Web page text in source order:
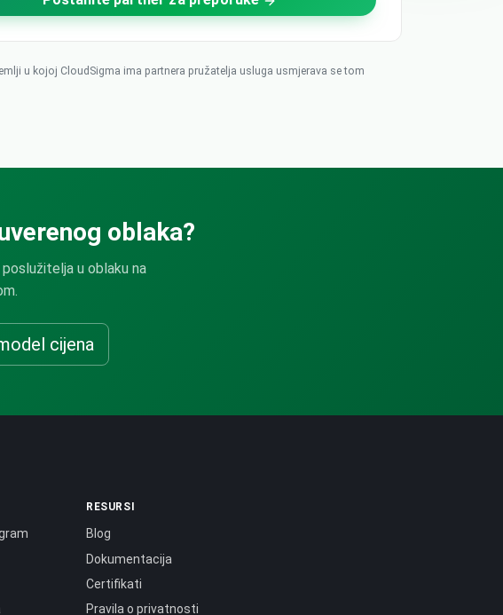
u kojoj CloudSigma ima partnera pružatelja usluga usmjerava se tom
oblaka?
u oblaku na
cijena
RESURSI
Blog
Dokumentacija
Certifikati
Pravila o privatnosti